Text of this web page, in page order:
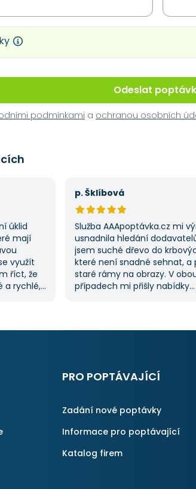
Odeslat
podmínkami a ochranou osobních
úklid
mají
využít
říct, že
a rychlé,
p. Šklíbová
Služba AAApoptávka.cz mi
usnadnila hledání
jsem suché dřevo do
které není snadné sehnat, a
staré rámy na obrazy. V
případech mi přišly nabídky
na ni ráda obrátím, když
PRO POPTÁVAJÍCÍ
Zadání nové poptávky
Informace pro poptávající
Katalog firem